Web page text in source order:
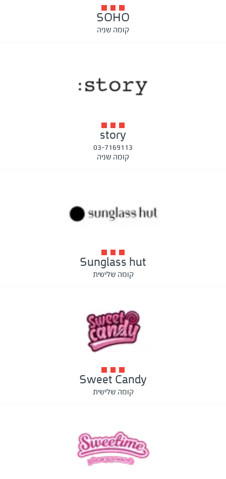
SOHO
קומה שניה
story
03-7169113
קומה שניה
Sunglass hut
קומה שלישית
Sweet Candy
קומה שלישית